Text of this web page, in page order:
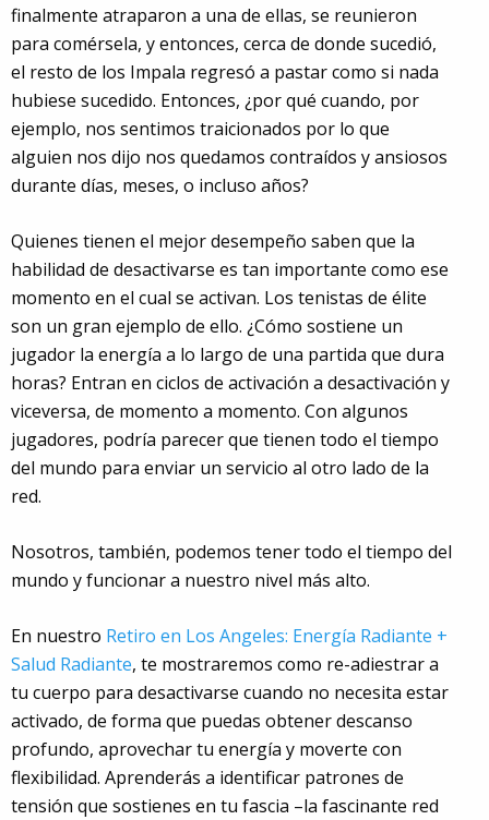
finalmente atraparon a una de ellas, se reunieron
para comérsela, y entonces, cerca de donde sucedió,
el resto de los Impala regresó a pastar como si nada
hubiese sucedido. Entonces, ¿por qué cuando, por
ejemplo, nos sentimos traicionados por lo que
alguien nos dijo nos quedamos contraídos y ansiosos
durante días, meses, o incluso años?
Quienes tienen el mejor desempeño saben que la
habilidad de desactivarse es tan importante como ese
momento en el cual se activan. Los tenistas de élite
son un gran ejemplo de ello. ¿Cómo sostiene un
jugador la energía a lo largo de una partida que dura
horas? Entran en ciclos de activación a desactivación y
viceversa, de momento a momento. Con algunos
jugadores, podría parecer que tienen todo el tiempo
del mundo para enviar un servicio al otro lado de la
red.
Nosotros, también, podemos tener todo el tiempo del
mundo y funcionar a nuestro nivel más alto.
En nuestro Retiro en Los Angeles: Energía Radiante +
Salud Radiante, te mostraremos como re-adiestrar a
tu cuerpo para desactivarse cuando no necesita estar
activado, de forma que puedas obtener descanso
profundo, aprovechar tu energía y moverte con
flexibilidad. Aprenderás a identificar patrones de
tensión que sostienes en tu fascia –la fascinante red